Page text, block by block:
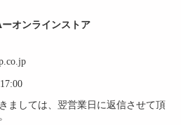
オンラインストア
ましては、翌営業日に返信させて頂